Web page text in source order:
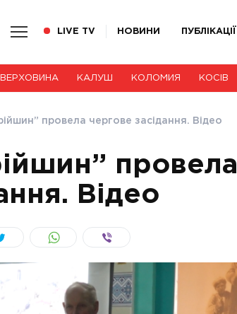
LIVE TV НОВИНИ ПУБЛІКАЦІЇ
ВЕРХОВИНА КАЛУШ КОЛОМИЯ КОСІВ
провела чергове засідання. Відео
провела
Відео